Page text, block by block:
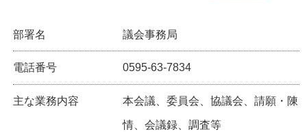
部署名 議会事務局
電話番号 0595-63-7834
主な業務内容 本会議、委員会、協議会、請願・陳
情、会議録、調査等